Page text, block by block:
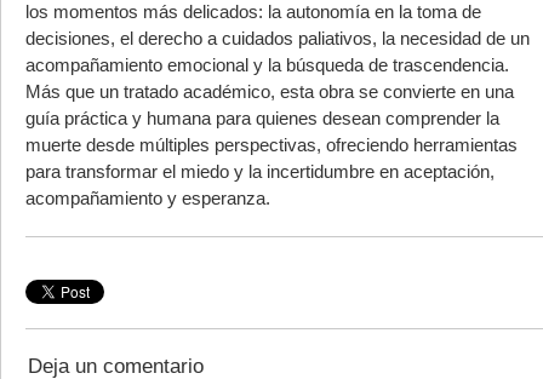
los momentos más delicados: la autonomía en la toma de
decisiones, el derecho a cuidados paliativos, la necesidad de un
acompañamiento emocional y la búsqueda de trascendencia.
Más que un tratado académico, esta obra se convierte en una
guía práctica y humana para quienes desean comprender la
muerte desde múltiples perspectivas, ofreciendo herramientas
para transformar el miedo y la incertidumbre en aceptación,
acompañamiento y esperanza.
Deja un comentario